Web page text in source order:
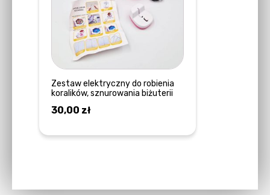
Zestaw elektryczny do robienia
koralików, sznurowania biżuterii
30,00 zł